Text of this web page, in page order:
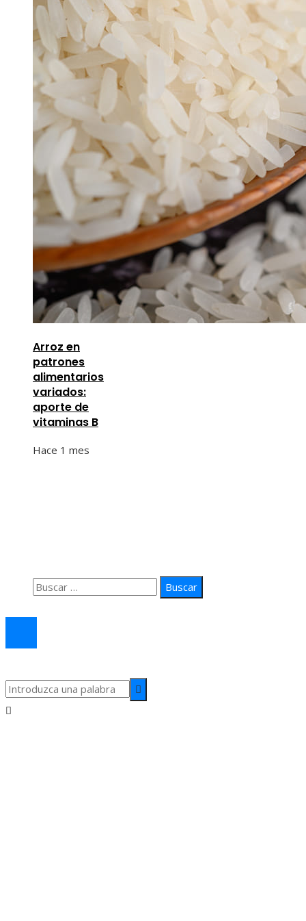
Arroz en
patrones
alimentarios
variados:
aporte de
vitaminas B
Hace 1 mes
Buscar: